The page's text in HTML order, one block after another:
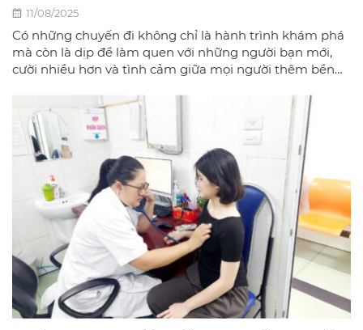
11/08/2025
Có những chuyến đi không chỉ là hành trình khám phá
mà còn là dịp để làm quen với những người bạn mới,
cười nhiều hơn và tình cảm giữa mọi người thêm bền